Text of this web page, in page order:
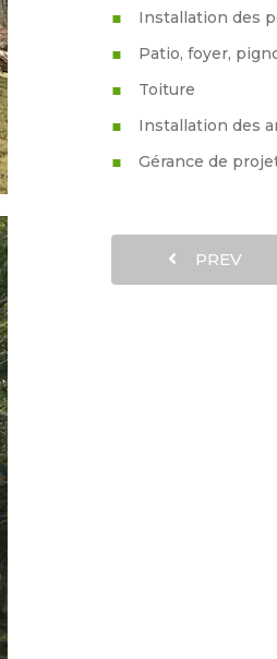
Installation des
Patio, foyer,
Toiture
Installation des
Gérance de
PREV